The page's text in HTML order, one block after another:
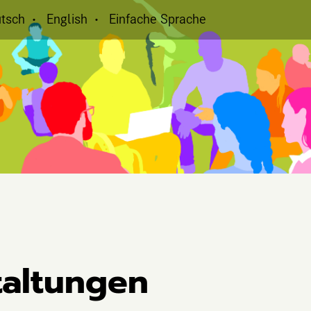
English Einfache Sprache